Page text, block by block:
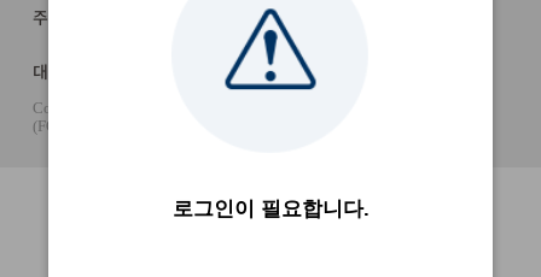
주소 : 서울시 구로구 디지털로285 에이스트윈타워 1차 1107호
대표전화 :
Copyright © 2022 포춘코리아
(FORTUNE KOREA). All rights reserved.
로그인이 필요합니다.